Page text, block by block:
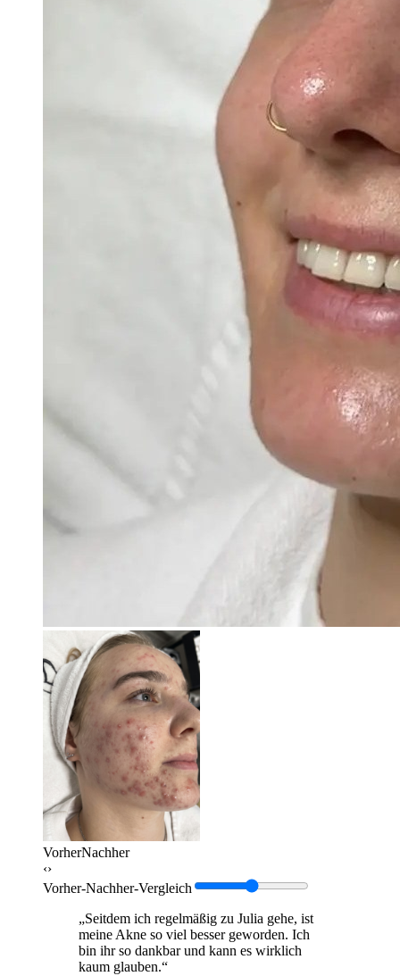
VorherNachher
‹›
Vorher-Nachher-Vergleich
„Seitdem ich regelmäßig zu Julia gehe, ist
meine Akne so viel besser geworden. Ich
bin ihr so dankbar und kann es wirklich
kaum glauben.“